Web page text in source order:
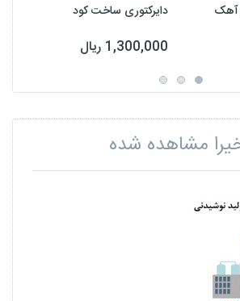
آهک دایرکتوری ساخت کود
1,300,000 ریال
مشاهده شده